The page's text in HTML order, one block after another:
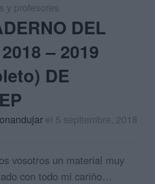
y profesores
DEL
– 2019
DE
el 5 septiembre, 2018
vosotros un material muy
con todo mi cariño…